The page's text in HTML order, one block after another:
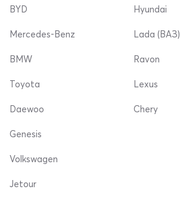
BYD
Mercedes-Benz
Hyundai
Lada (ВАЗ)
BMW
Toyota
Daewoo
Ravon
Lexus
Chery
Genesis
Volkswagen
Jetour